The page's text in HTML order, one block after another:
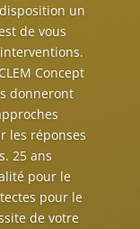
un
de vous
Concept
donneront
les réponses
25 ans
pour le
pour le
de votre